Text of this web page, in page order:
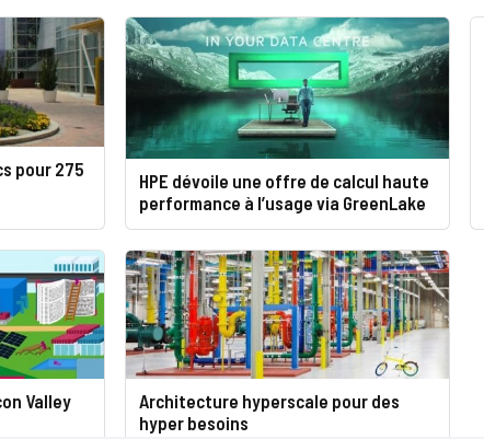
pour 275
HPE dévoile une offre de calcul haute
performance à l’usage via GreenLake
Valley
Architecture hyperscale pour des
hyper besoins